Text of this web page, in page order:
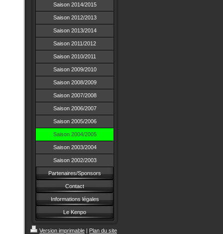
Saison 2014/2015
Saison 2012/2013
Saison 2013/2014
Saison 2011/2012
Saison 2010/2011
Saison 2009/2010
Saison 2008/2009
Saison 2007/2008
Saison 2006/2007
Saison 2005/2006
Saison 2004/2005
Saison 2003/2004
Saison 2002/2003
Partenaires/Sponsors
Contact
Informations légales
Le Kenpo
Version imprimable | Plan du site